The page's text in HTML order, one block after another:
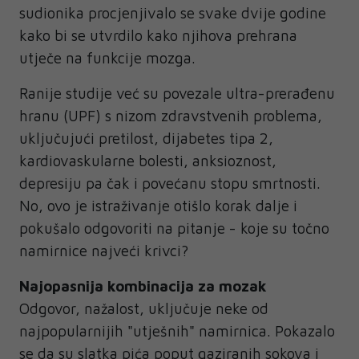
sudionika procjenjivalo se svake dvije godine
kako bi se utvrdilo kako njihova prehrana
utječe na funkcije mozga.
Ranije studije već su povezale ultra-prerađenu
hranu (UPF) s nizom zdravstvenih problema,
uključujući pretilost, dijabetes tipa 2,
kardiovaskularne bolesti, anksioznost,
depresiju pa čak i povećanu stopu smrtnosti.
No, ovo je istraživanje otišlo korak dalje i
pokušalo odgovoriti na pitanje - koje su točno
namirnice najveći krivci?
Najopasnija kombinacija za mozak
Odgovor, nažalost, uključuje neke od
najpopularnijih "utješnih" namirnica. Pokazalo
se da su slatka pića poput gaziranih sokova i